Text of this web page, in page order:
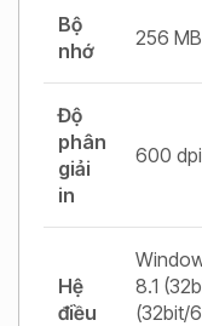
Bộ
nhớ
256 MB
Độ
phân
giải
in
600
Hệ
điều
8.1
(32bit/